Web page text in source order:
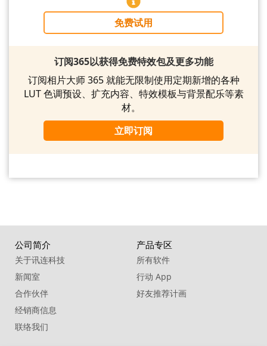
免费试用
订阅365以获得免费特效包及更多功能
订阅相片大师 365 就能无限制使用定期新增的各种
LUT 色调预设、扩充内容、特效模板与背景配乐等素
材。
立即订阅
公司简介
关于讯连科技
新闻室
合作伙伴
经销商信息
联络我们
产品专区
所有软件
行动 App
好友推荐计画